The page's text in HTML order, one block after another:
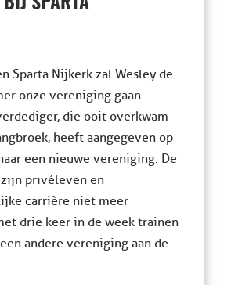
BIJ SPARTA
Sparta Nijkerk zal Wesley de
onze vereniging gaan
die ooit overkwam
heeft aangegeven op
een nieuwe vereniging. De
privéleven en
carrière niet meer
drie keer in de week trainen
andere vereniging aan de